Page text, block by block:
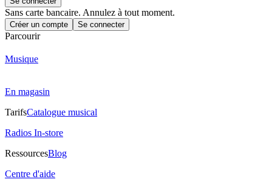
Sans carte bancaire. Annulez à tout moment.
Créer un compte Se connecter
Parcourir
Musique
En magasin
TarifsCatalogue musical
Radios In-store
RessourcesBlog
Centre d'aide